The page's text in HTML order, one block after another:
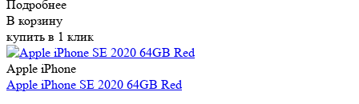
Подробнее
В корзину
купить в 1 клик
Apple iPhone
Apple iPhone SE 2020 64GB Red